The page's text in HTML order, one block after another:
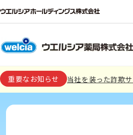
重要なお知らせ 当社を装った詐欺